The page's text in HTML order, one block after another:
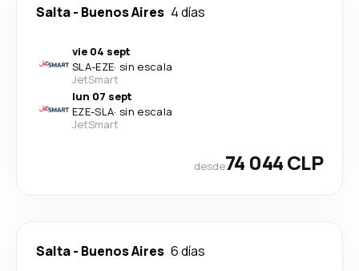
Salta- Buenos Aires 4 días
vie 04 sept
SLA-EZE· sin escala
JetSmart
lun 07 sept
EZE-SLA· sin escala
JetSmart
desde74 044 CLP
Salta- Buenos Aires 6 días